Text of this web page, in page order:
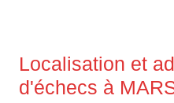
Localisation et
d'échecs à